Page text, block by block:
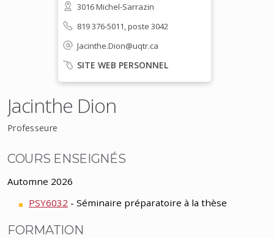
3016 Michel-Sarrazin
819 376-5011, poste 3042
Jacinthe.Dion@uqtr.ca
SITE WEB PERSONNEL
Jacinthe Dion
Professeure
COURS ENSEIGNÉS
Automne 2026
PSY6032 - Séminaire préparatoire à la thèse
FORMATION